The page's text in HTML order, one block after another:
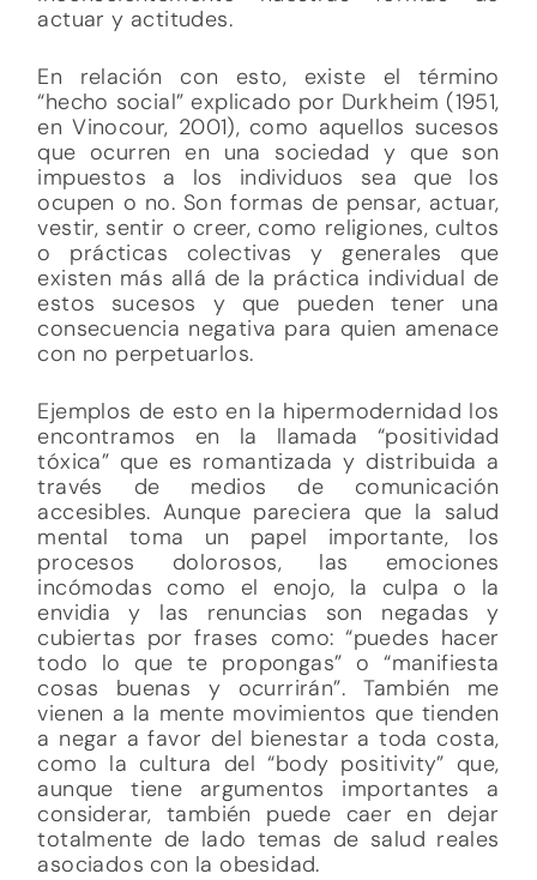
actuar y actitudes.
En relación con esto, existe el término
“hecho social” explicado por Durkheim (1951,
en Vinocour, 2001), como aquellos sucesos
que ocurren en una sociedad y que son
impuestos a los individuos sea que los
ocupen o no. Son formas de pensar, actuar,
vestir, sentir o creer, como religiones, cultos
o prácticas colectivas y generales que
existen más allá de la práctica individual de
estos sucesos y que pueden tener una
consecuencia negativa para quien amenace
con no perpetuarlos.
Ejemplos de esto en la hipermodernidad los
encontramos en la llamada “positividad
tóxica” que es romantizada y distribuida a
través de medios de comunicación
accesibles. Aunque pareciera que la salud
mental toma un papel importante, los
procesos dolorosos, las emociones
incómodas como el enojo, la culpa o la
envidia y las renuncias son negadas y
cubiertas por frases como: “puedes hacer
todo lo que te propongas” o “manifiesta
cosas buenas y ocurrirán”. También me
vienen a la mente movimientos que tienden
a negar a favor del bienestar a toda costa,
como la cultura del “body positivity” que,
aunque tiene argumentos importantes a
considerar, también puede caer en dejar
totalmente de lado temas de salud reales
asociados con la obesidad.